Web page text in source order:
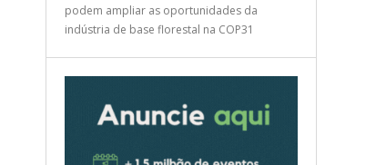
podem ampliar as oportunidades da
indústria de base florestal na COP31